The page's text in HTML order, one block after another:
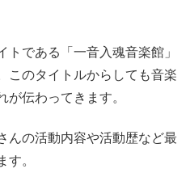
トである 「一音入魂音楽館」
このタイトルからしても音楽
伝わってきます。
んの活動内容や活動歴など最
。